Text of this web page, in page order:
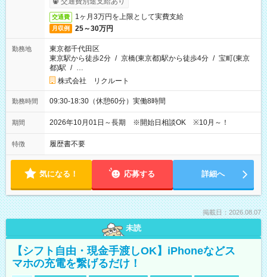
交通費 1ヶ月3万円を上限として実費支給
月収例 25～30万円
勤務地
東京都千代田区
東京駅から徒歩2分 / 京橋(東京都)駅から徒歩4分 / 宝町(東京
都)駅 / …
株式会社 リクルート
勤務時間 09:30-18:30（休憩60分）実働8時間
期間 2026年10月01日～長期 ※開始日相談OK ※10月～！
特徴 履歴書不要
気になる！ 応募する 詳細へ
掲載日：2026.08.07
未読
【シフト自由・現金手渡しOK】iPhoneなどス
マホの充電を繋げるだけ！